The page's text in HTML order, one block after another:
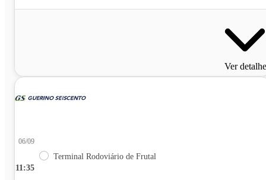
Ver
11:35
06/09
Terminal Rodoviário de Frutal